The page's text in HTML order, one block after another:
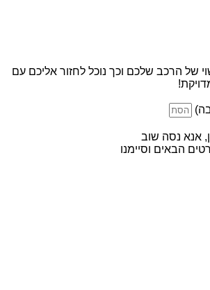
של הרכב שלכם וכך נוכל לחזור אליכם עם
אנא נסה שוב
הבאים וסיימנו